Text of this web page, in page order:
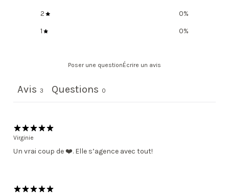
2
0%
1
0%
Poser une questionÉcrire un avis
Avis 3 Questions 0
Virginie
Un vrai coup de ❤️. Elle s’agence avec tout!